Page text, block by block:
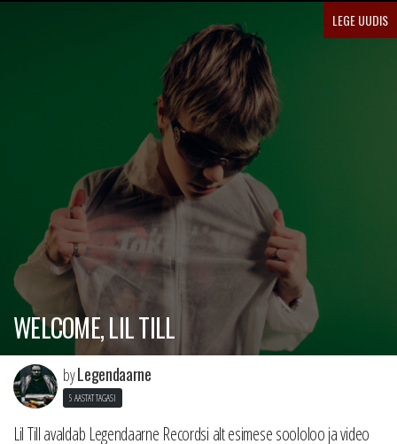
LEGE UUDIS
WELCOME, LIL TILL
byLegendaarne
5 AASTAT TAGASI
Lil Till avaldab Legendaarne Recordsi alt esimese soololoo ja video